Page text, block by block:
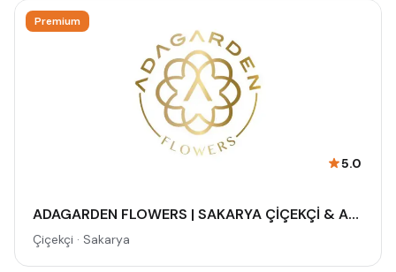
Premium
5.0
ADAGARDEN FLOWERS | SAKARYA ÇİÇEKÇİ & ADAPAZARI ÇİÇEKÇİ - BUKET - GELİN ÇİÇEĞİ - DÜĞÜN-NİŞAN - ORGANİZASYON - ONLINE SİPARİŞ
Çiçekçi · Sakarya